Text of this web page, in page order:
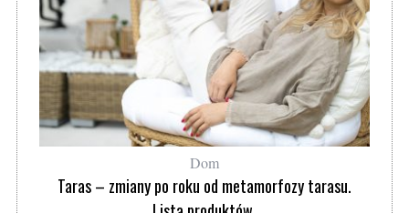
Dom
Taras – zmiany po roku od metamorfozy tarasu.